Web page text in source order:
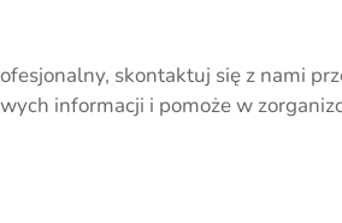
skontaktuj się z nami
informacji i pomoże w